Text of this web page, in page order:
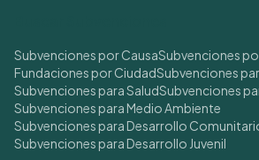
Subvenciones por CausaSubvenciones
Fundaciones por CiudadSubvenciones
Subvenciones para SaludSubvenciones
Subvenciones para Medio Ambiente
Subvenciones para Desarrollo
Subvenciones para Desarrollo Juvenil